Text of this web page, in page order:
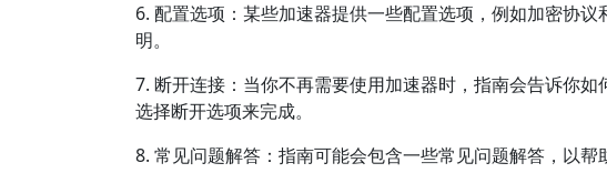
6. 配置选项：某些加速器提供一些配置选项，例如加密协
明。
7. 断开连接：当你不再需要使用加速器时，指南会告诉你
选择断开选项来完成。
8. 常见问题解答：指南可能会包含一些常见问题解答，以帮